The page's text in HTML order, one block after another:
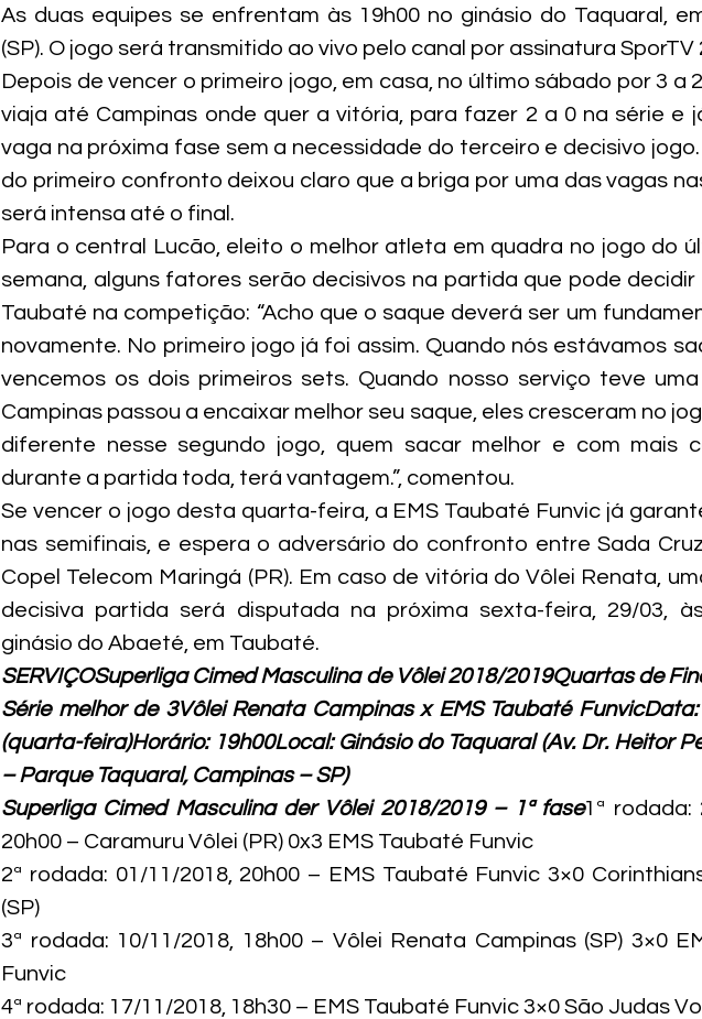
As duas equipes se enfrentam às 19h00 no ginásio do Taquaral,
(SP). O jogo será transmitido ao vivo pelo canal por assinatura SporTV
Depois de vencer o primeiro jogo, em casa, no último sábado por 3 a
viaja até Campinas onde quer a vitória, para fazer 2 a 0 na série e
vaga na próxima fase sem a necessidade do terceiro e decisivo jogo.
do primeiro confronto deixou claro que a briga por uma das vagas
será intensa até o final.
Para o central Lucão, eleito o melhor atleta em quadra no jogo do
semana, alguns fatores serão decisivos na partida que pode
Taubaté na competição: “Acho que o saque deverá ser um
novamente. No primeiro jogo já foi assim. Quando nós estávamos
vencemos os dois primeiros sets. Quando nosso serviço teve
Campinas passou a encaixar melhor seu saque, eles cresceram no
diferente nesse segundo jogo, quem sacar melhor e com mais
durante a partida toda, terá vantagem.”, comentou.
Se vencer o jogo desta quarta-feira, a EMS Taubaté Funvic já
nas semifinais, e espera o adversário do confronto entre Sada
Copel Telecom Maringá (PR). Em caso de vitória do Vôlei Renata,
decisiva partida será disputada na próxima sexta-feira, 29/03,
ginásio do Abaeté, em Taubaté.
SERVIÇOSuperliga Cimed Masculina de Vôlei 2018/2019Quartas de
Série melhor de 3Vôlei Renata Campinas x EMS Taubaté
(quarta-feira)Horário: 19h00Local: Ginásio do Taquaral (Av. Dr. Heitor
– Parque Taquaral, Campinas – SP)
Superliga Cimed Masculina der Vôlei 2018/2019 – 1ª fase1ª rodada:
20h00 – Caramuru Vôlei (PR) 0x3 EMS Taubaté Funvic
2ª rodada: 01/11/2018, 20h00 – EMS Taubaté Funvic 3×0
(SP)
3ª rodada: 10/11/2018, 18h00 – Vôlei Renata Campinas (SP) 3×0
Funvic
4ª rodada: 17/11/2018, 18h30 – EMS Taubaté Funvic 3×0 São Judas